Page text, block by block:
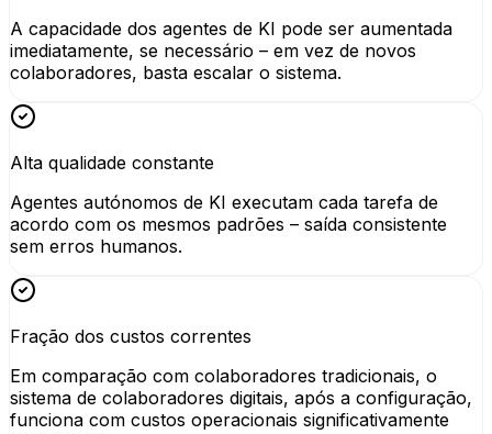
A capacidade dos agentes de KI pode ser aumentada
imediatamente, se necessário – em vez de novos
colaboradores, basta escalar o sistema.
Alta qualidade constante
Agentes autónomos de KI executam cada tarefa de
acordo com os mesmos padrões – saída consistente
sem erros humanos.
Fração dos custos correntes
Em comparação com colaboradores tradicionais, o
sistema de colaboradores digitais, após a configuração,
funciona com custos operacionais significativamente